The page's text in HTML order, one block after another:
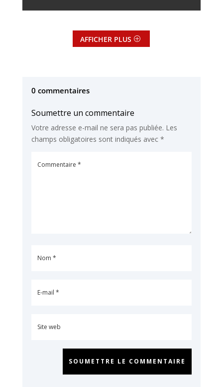
AFFICHER PLUS
0 commentaires
Soumettre un commentaire
Votre adresse e-mail ne sera pas publiée. Les
champs obligatoires sont indiqués avec *
SOUMETTRE LE COMMENTAIRE